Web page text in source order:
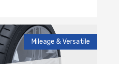
Mileage & Versatile